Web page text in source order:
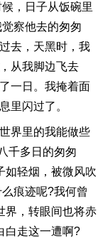
，日子从饭碗里
察他去的匆匆
去，天黑时，我
从我脚边飞去
一日。我掩着面
里闪过了。
界里的我能做些
千多日的匆匆
如轻烟，被微风吹
痕迹呢?我何曾
界，转眼间也将赤
白走这一遭啊?